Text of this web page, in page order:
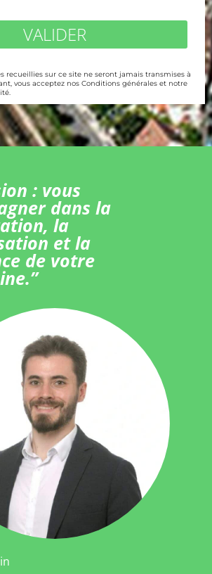
VALIDER
recueillies sur ce site ne seront jamais transmises à
vous acceptez nos Conditions générales et notre
: vous
dans la
la
et la
de votre